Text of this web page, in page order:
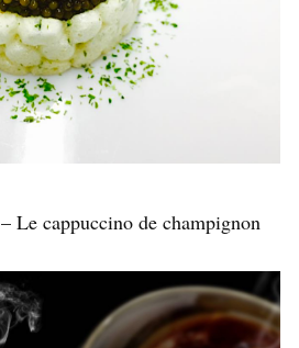
– Le cappuccino de champignon